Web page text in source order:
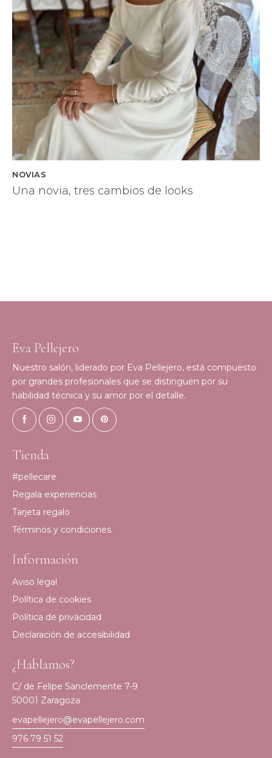
NOVIAS
Una novia, tres cambios de looks
Eva Pellejero
Nuestro salón, liderado por Eva Pellejero, está compuesto
por grandes profesionales que se distinguen por su
habilidad técnica y su amor por el detalle.
Tienda
#pellecare
Regala experiencias
Tarjeta regalo
Términos y condiciones
Información
Aviso legal
Política de cookies
Política de privacidad
Declaración de accesibilidad
¿Hablamos?
C/ de Felipe Sanclemente 7-9
50001 Zaragoza
evapellejero@evapellejero.com
976 79 51 52